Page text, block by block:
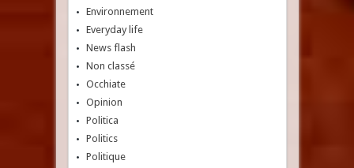
Environnement
Everyday life
News flash
Non classé
Occhiate
Opinion
Politica
Politics
Politique